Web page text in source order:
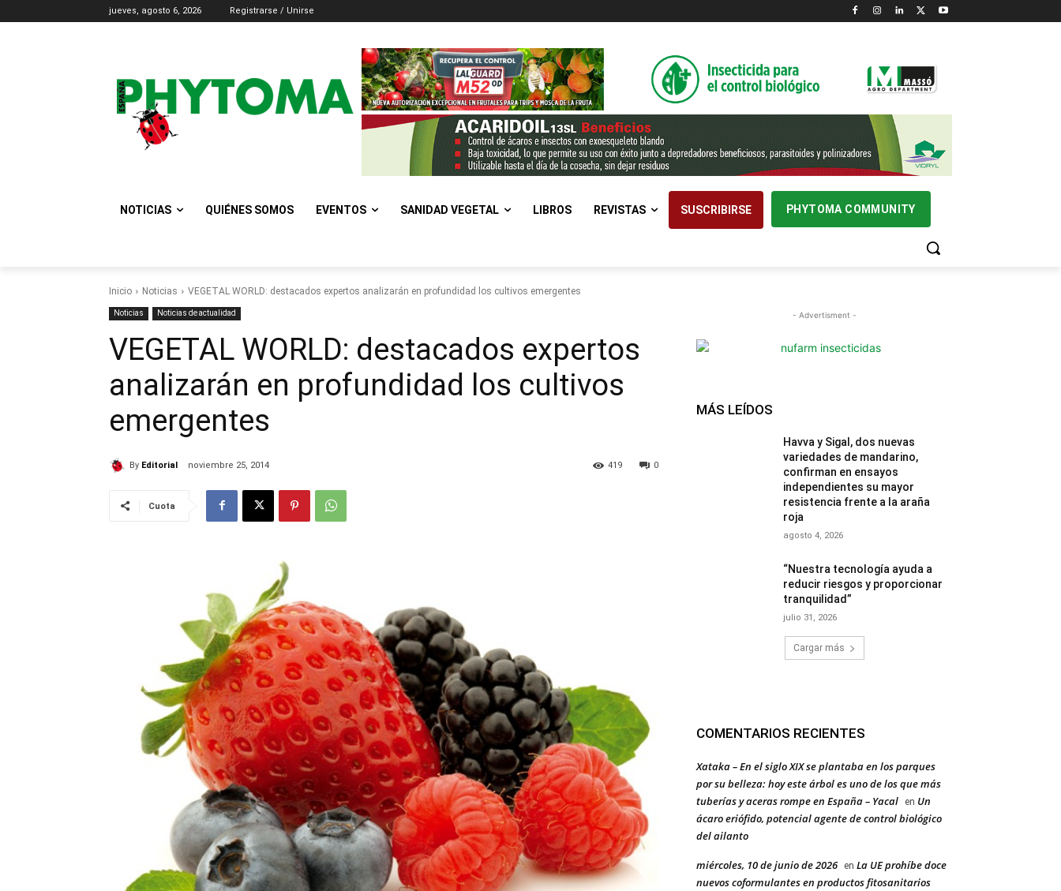
jueves, agosto 6, 2026 Registrarse / Unirse
NOTICIAS QUIÉNES SOMOS EVENTOS SANIDAD VEGETAL LIBROS REVISTAS SUSCRIBIRSE PHYTOMA COMMUNITY
Inicio Noticias VEGETAL WORLD: destacados expertos analizarán en profundidad los cultivos emergentes
Noticias Noticias de actualidad
VEGETAL WORLD: destacados expertos
analizarán en profundidad los cultivos
emergentes
By Editorial noviembre 25, 2014 0
419
Cuota
- Advertisment -
MÁS LEÍDOS
Havva y Sigal, dos nuevas
variedades de mandarino,
confirman en ensayos
independientes su mayor
resistencia frente a la araña
roja
agosto 4, 2026
“Nuestra tecnología ayuda a
reducir riesgos y proporcionar
tranquilidad”
julio 31, 2026
Cargar más
COMENTARIOS RECIENTES
Xataka – En el siglo XIX se plantaba en los parques
por su belleza: hoy este árbol es uno de los que más
tuberías y aceras rompe en España – Yacal
en Un
ácaro eriófido, potencial agente de control biológico
del ailanto
miércoles, 10 de junio de 2026 en La UE prohíbe doce
nuevos coformulantes en productos fitosanitarios